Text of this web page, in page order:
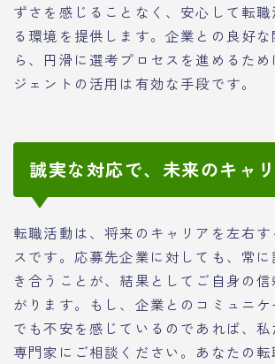
ずさを感じることなく、安心して転職
る環境を提供します。企業との良好
ら、円滑に選考プロセスを進めるた
ジェントの活用は有効な手段です。
誠実な対応で、未来のキャ
転職活動は、将来のキャリアを左右
スです。応募先企業に対しても、常
き合うことが、結果としてご自身の
がります。もし、企業とのコミュニ
でも不安を感じているのであれば、
専門家にご相談ください。あなたの